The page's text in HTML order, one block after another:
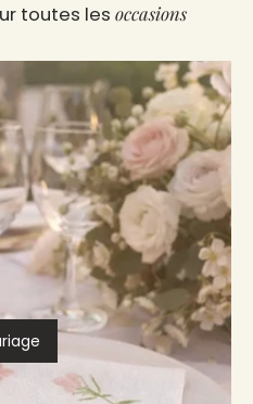
toutes les occasions